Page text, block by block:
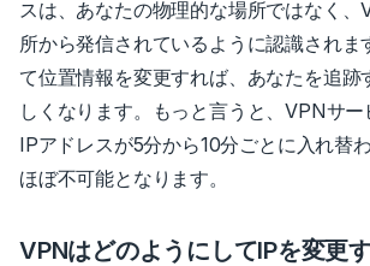
スは、あなたの物理的な場所ではなく
所から発信されているように認識されま
て位置情報を変更すれば、あなたを追跡
しくなります。もっと言うと、VPNサー
IPアドレスが5分から10分ごとに入れ替
ほぼ不可能となります。
VPNはどのようにしてIPを変更